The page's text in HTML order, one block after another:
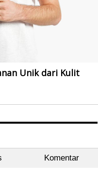
Unik dari Kulit
Komentar